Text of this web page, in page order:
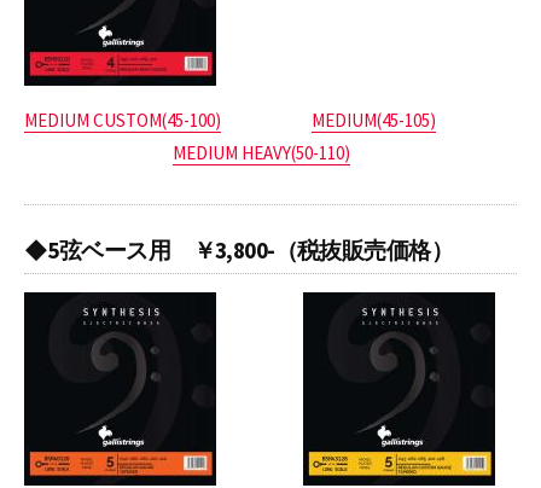
MEDIUM CUSTOM(45-100)
MEDIUM(45-105)
MEDIUM HEAVY(50-110)
◆5弦ベース用 ￥3,800-（税抜販売価格）